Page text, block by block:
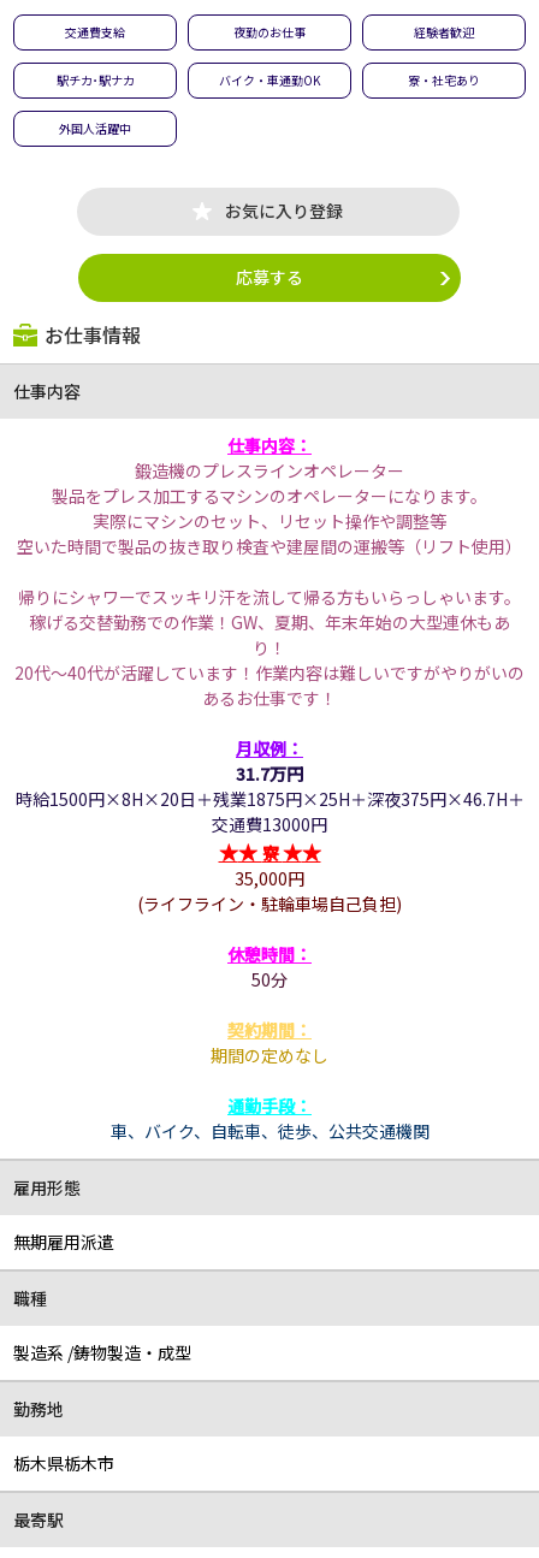
交通費支給 夜勤のお仕事 経験者歓迎
駅チカ･駅ナカ バイク・車通勤OK 寮・社宅あり
外国人活躍中
お気に入り登録
応募する
お仕事情報
仕事内容
仕事内容：
鍛造機のプレスラインオペレーター
製品をプレス加工するマシンのオペレーターになります。
実際にマシンのセット、リセット操作や調整等
空いた時間で製品の抜き取り検査や建屋間の運搬等（リフト使用）
帰りにシャワーでスッキリ汗を流して帰る方もいらっしゃいます。
稼げる交替勤務での作業！GW、夏期、年末年始の大型連休もあ
り！
20代～40代が活躍しています！作業内容は難しいですがやりがいの
あるお仕事です！
月収例：
31.7万円
時給1500円×8H×20日＋残業1875円×25H＋深夜375円×46.7H＋
交通費13000円
★★ 寮★★
35,000円
(ライフライン・駐輪車場自己負担)
休憩時間：
50分
契約期間：
期間の定めなし
通勤手段：
車、バイク、自転車、 徒歩、 公共交通機関
雇用形態
無期雇用派遣
職種
製造系 /鋳物製造・成型
勤務地
栃木県栃木市
最寄駅